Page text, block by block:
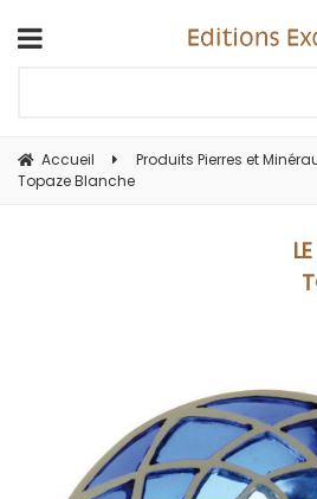
Accueil Produits Pierres et
Topaze Blanche